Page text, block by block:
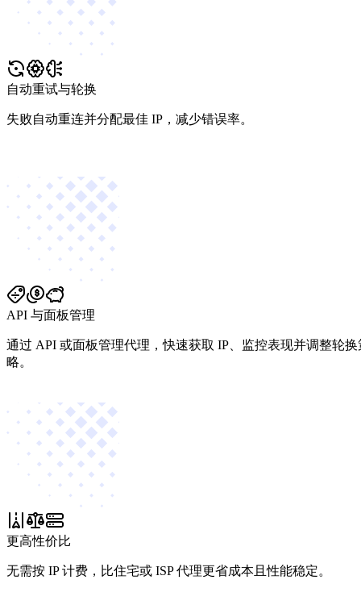
自动重试与轮换
失败自动重连并分配最佳 IP，减少错误率。
API 与面板管理
通过 API 或面板管理代理，快速获取 IP、监控表现并调整轮换
略。
更高性价比
无需按 IP 计费，比住宅或 ISP 代理更省成本且性能稳定。